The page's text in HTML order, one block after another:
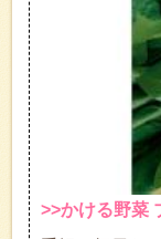
>>かける野菜